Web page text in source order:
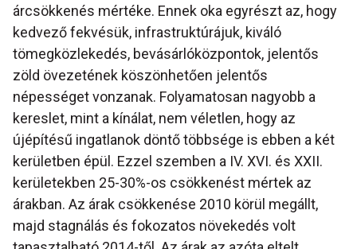
árcsökkenés mértéke. Ennek oka egyrészt az, hogy
kedvező fekvésük, infrastruktúrájuk, kiváló
tömegközlekedés, bevásárlóközpontok, jelentős
zöld övezetének köszönhetően jelentős
népességet vonzanak. Folyamatosan nagyobb a
kereslet, mint a kínálat, nem véletlen, hogy az
újépítésű ingatlanok döntő többsége is ebben a két
kerületben épül. Ezzel szemben a IV. XVI. és XXII.
kerületekben 25-30%-os csökkenést mértek az
árakban. Az árak csökkenése 2010 körül megállt,
majd stagnálás és fokozatos növekedés volt